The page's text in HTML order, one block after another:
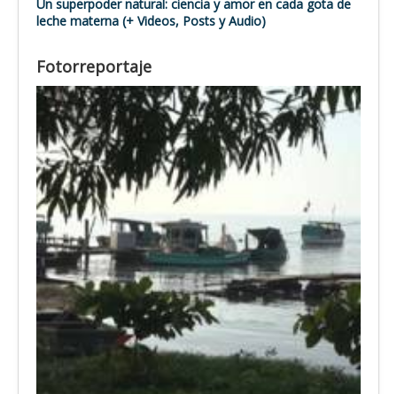
Un superpoder natural: ciencia y amor en cada gota de
leche materna (+ Videos, Posts y Audio)
Fotorreportaje